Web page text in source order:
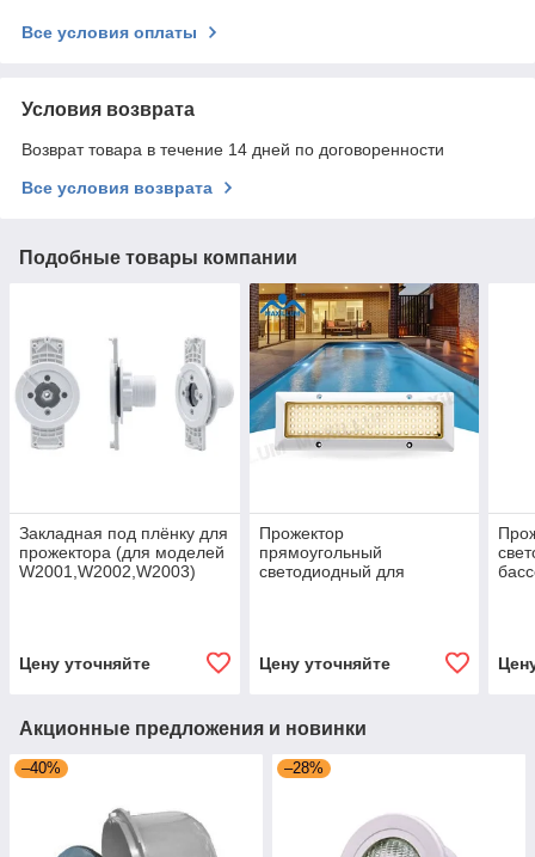
Все условия оплаты
Условия возврата
Возврат товара в течение 14 дней по договоренности
Все условия возврата
Подобные товары компании
Закладная под плёнку для
прожектора (для моделей
W2001,W2002,W2003)
Цену уточняйте
Прожектор
прямоугольный
светодиодный для
Цену уточняйте
Акционные предложения и новинки
–40% –28%